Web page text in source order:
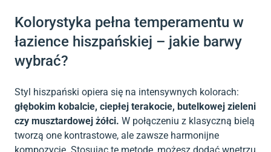
Kolorystyka pełna temperamentu w
łazience hiszpańskiej – jakie barwy
wybrać?
Styl hiszpański opiera się na intensywnych kolorach:
głębokim kobalcie, ciepłej terakocie, butelkowej zieleni
czy musztardowej żółci. W połączeniu z klasyczną bielą
tworzą one kontrastowe, ale zawsze harmonijne
kompozycje. Stosując tę metodę, możesz dodać wnętrzu